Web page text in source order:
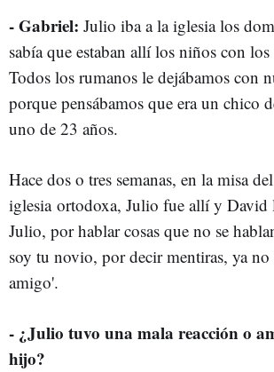
- Gabriel: Julio iba a la iglesia los
sabía que estaban allí los niños con
Todos los rumanos le dejábamos con
porque pensábamos que era un chico
uno de 23 años.
Hace dos o tres semanas, en la misa
iglesiaortodoxa, Julio fue allí y David
Julio, por hablar cosas que no se
soy tu novio, por decir mentiras, ya no
amigo'.
- ¿Julio tuvo una mala reacción o
hijo?